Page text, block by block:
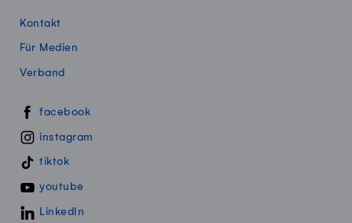
Kontakt
Für Medien
Verband
Swissmillk auf Social Media
facebook
instagram
tiktok
youtube
LinkedIn